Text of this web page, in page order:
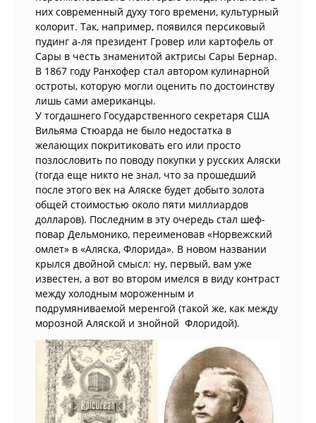
них современный духу того времени, культурный
колорит. Так, например, появился персиковый
пудинг а-ля президент Гровер или картофель от
Сары в честь знаменитой актрисы Сары Бернар.
В 1867 году Ранхофер стал автором кулинарной
остроты, которую могли оценить по достоинству
лишь сами американцы.
У тогдашнего Государственного секретаря США
Вильяма Стюарда не было недостатка в
желающих покритиковать его или просто
позлословить по поводу покупки у русских Аляски
(тогда еще никто не знал, что за прошедший
после этого век на Аляске будет добыто золота
общей стоимостью около пяти миллиардов
долларов). Последним в эту очередь стал шеф-
повар Дельмонико, переименовав «Норвежский
омлет» в «Аляска, Флорида». В новом названии
крылся двойной смысл: ну, первый, вам уже
известен, а вот во втором имелся в виду контраст
между холодным мороженным и
подрумяниваемой меренгой (такой же, как между
морозной Аляской и знойной Флоридой).